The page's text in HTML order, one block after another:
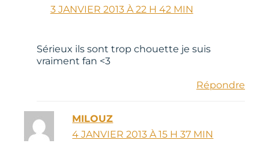
3 JANVIER 2013 À 22 H 42 MIN
Sérieux ils sont trop chouette je suis
vraiment fan <3
Répondre
MILOUZ
4 JANVIER 2013 À 15 H 37 MIN